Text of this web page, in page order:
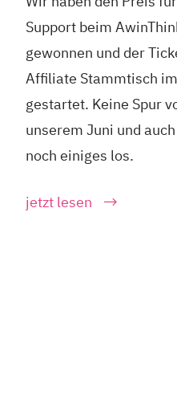
Support beim
gewonnen und der
Affiliate Stammtisch
gestartet. Keine Spur
unserem Juni und
noch einiges los.
jetzt lesen